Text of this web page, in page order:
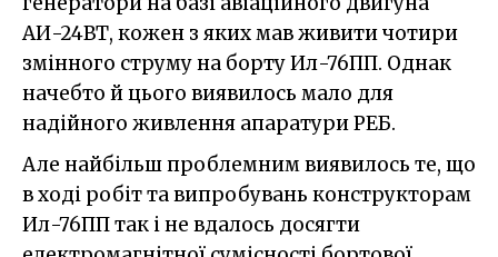
АИ-24ВТ, кожен з яких мав живити чотири
змінного струму на борту Ил-76ПП. Однак
начебто й цього виявилось мало для
надійного живлення апаратури РЕБ.
Але найбільш проблемним виявилось те, що
в ході робіт та випробувань конструкторам
Ил-76ПП так і не вдалось досягти